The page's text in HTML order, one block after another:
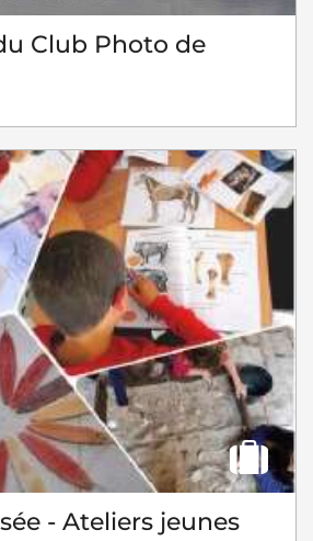
Club Photo de
- Ateliers jeunes